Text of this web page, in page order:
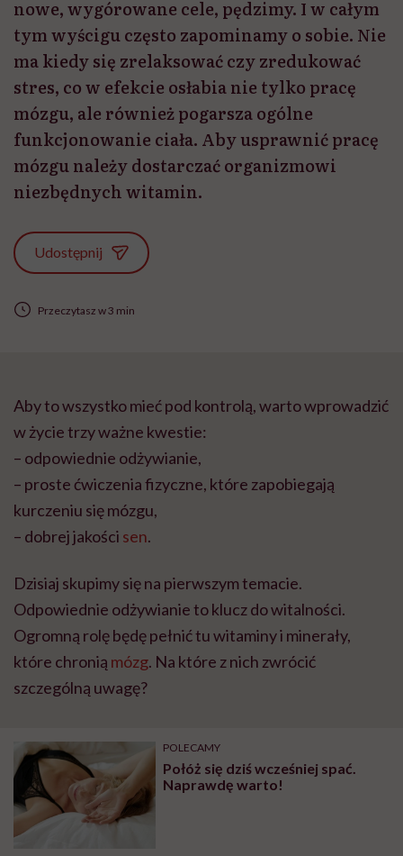
nowe, wygórowane cele, pędzimy. I w całym
tym wyścigu często zapominamy o sobie. Nie
ma kiedy się zrelaksować czy zredukować
stres, co w efekcie osłabia nie tylko pracę
mózgu, ale również pogarsza ogólne
funkcjonowanie ciała. Aby usprawnić pracę
mózgu należy dostarczać organizmowi
niezbędnych witamin.
Udostępnij
Przeczytasz w 3 min
Aby to wszystko mieć pod kontrolą, warto wprowadzić
w życie trzy ważne kwestie:
– odpowiednie odżywianie,
– proste ćwiczenia fizyczne, które zapobiegają
kurczeniu się mózgu,
– dobrej jakości sen.
Dzisiaj skupimy się na pierwszym temacie.
Odpowiednie odżywianie to klucz do witalności.
Ogromną rolę będę pełnić tu witaminy i minerały,
które chronią mózg. Na które z nich zwrócić
szczególną uwagę?
POLECAMY
Połóż się dziś wcześniej spać.
Naprawdę warto!